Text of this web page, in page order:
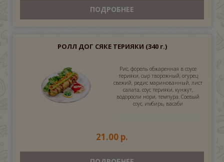
ПОДРОБНЕЕ
РОЛЛ ДОГ СЯКЕ ТЕРИЯКИ (340 г.)
Рис, форель обжаренная в соусе
терияки, сыр творожный, огурец
свежий, редис маринованный, лист
салата, соус терияки, кунжут,
водоросли нори, темпура. Соевый
соус, имбирь, васаби
21.00 р.